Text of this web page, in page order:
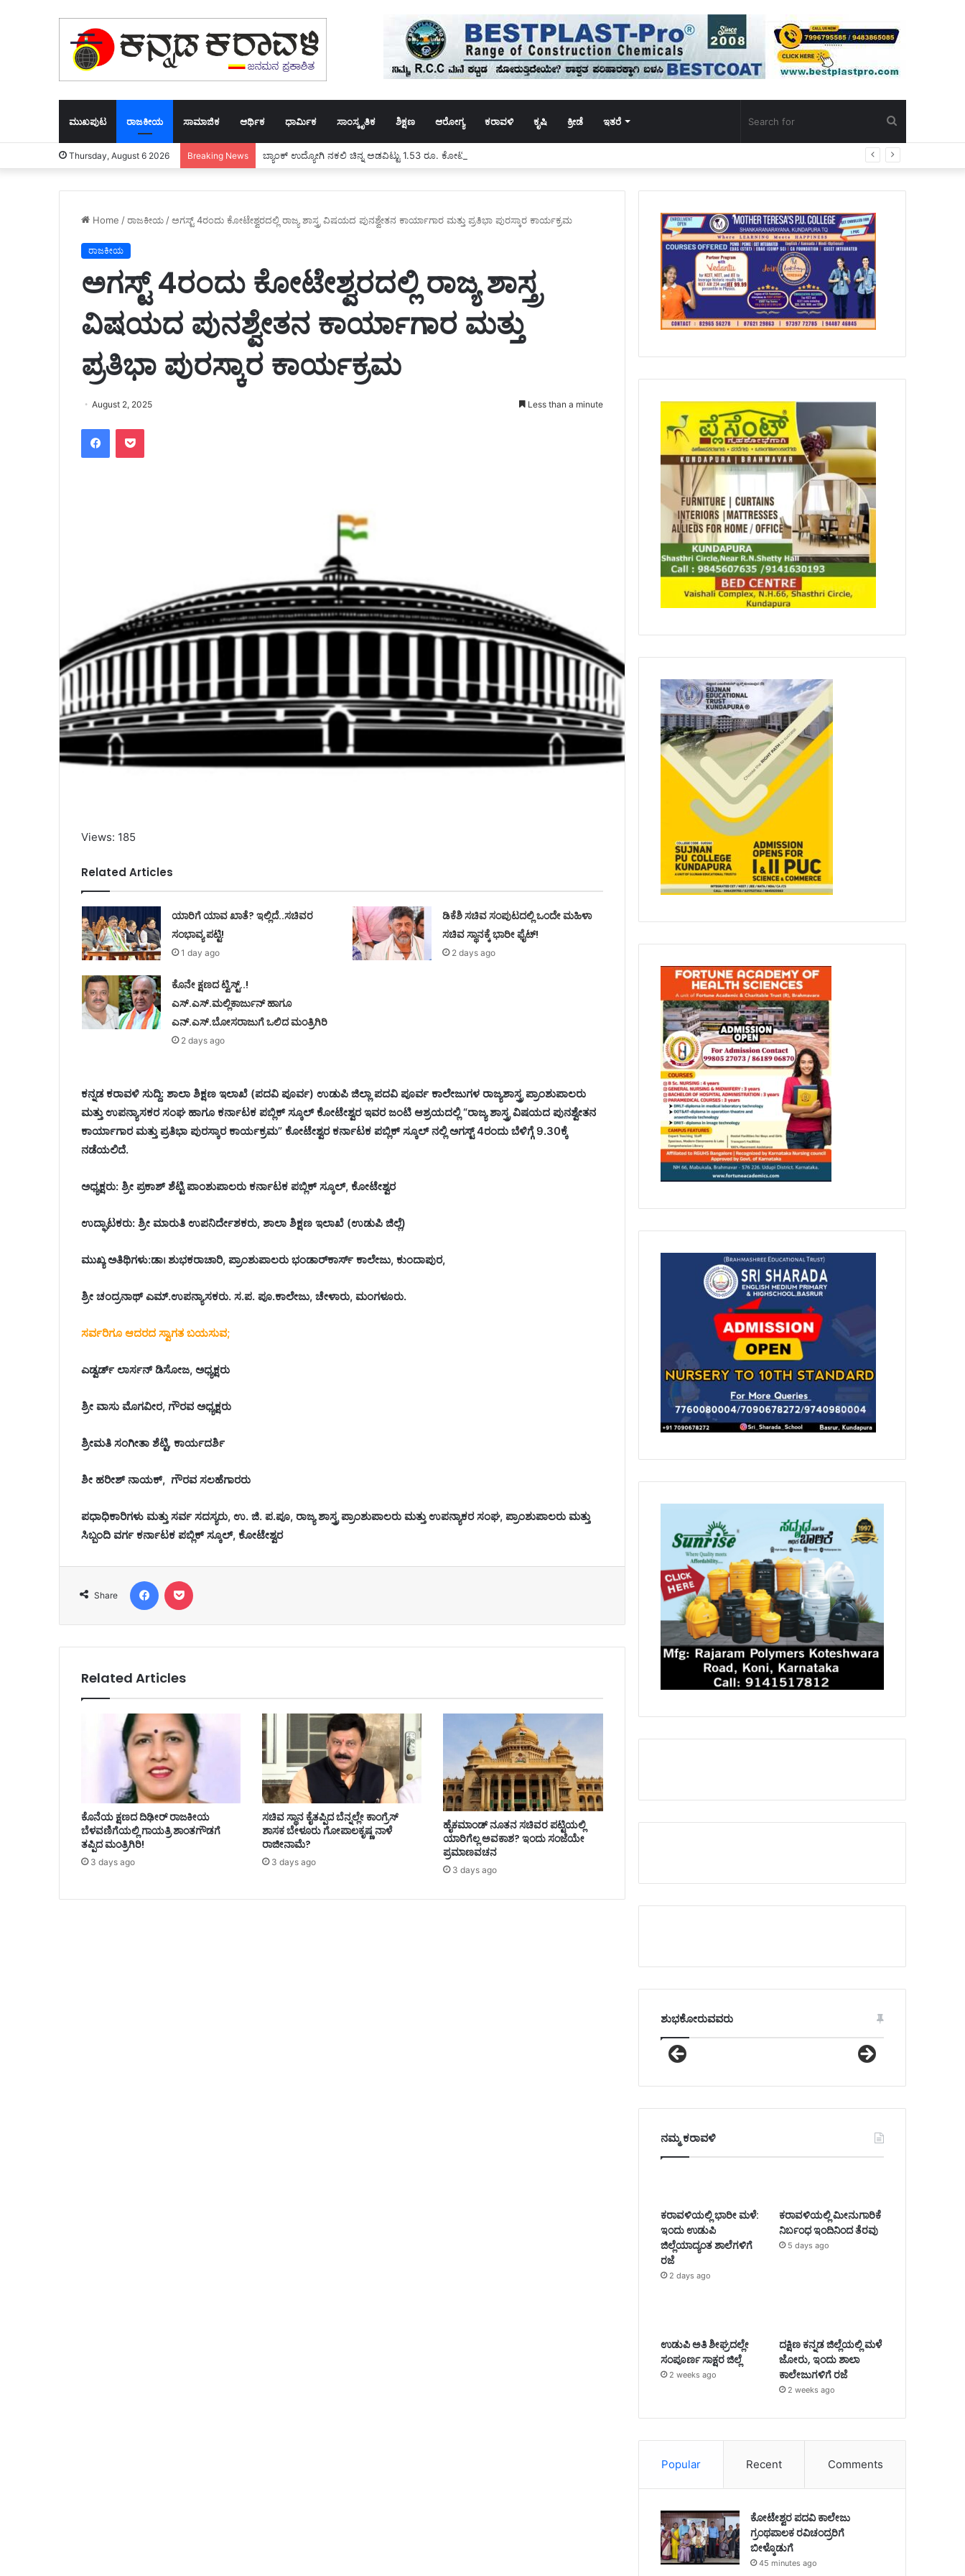
ಮುಖಪುಟ ರಾಜಕೀಯ ಸಾಮಾಜಿಕ ಆರ್ಥಿಕ ಧಾರ್ಮಿಕ ಸಾಂಸ್ಕೃತಿಕ ಶಿಕ್ಷಣ ಆರೋಗ್ಯ ಕರಾವಳಿ ಕೃಷಿ ಕ್ರೀಡೆ ಇತರೆ
for
Thursday, August 6 2026 Breaking News ಬ್ಯಾಂಕ್ ಉದ್ಯೋಗಿ ನಕಲಿ ಚಿನ್ನ ಅಡವಿಟ್ಟು 1.53 ರೂ. ಕೋಟಿ ವಂಚನೆ!
Home / ರಾಜಕೀಯ / ಅಗಸ್ಟ್ 4ರಂದು ಕೋಟೇಶ್ವರದಲ್ಲಿ ರಾಜ್ಯ ಶಾಸ್ತ್ರ ವಿಷಯದ ಪುನಶ್ವೇತನ ಕಾರ್ಯಾಗಾರ ಮತ್ತು ಪ್ರತಿಭಾ ಪುರಸ್ಕಾರ ಕಾರ್ಯಕ್ರಮ
ರಾಜಕೀಯ
ಅಗಸ್ಟ್ 4ರಂದು ಕೋಟೇಶ್ವರದಲ್ಲಿ ರಾಜ್ಯ ಶಾಸ್ತ್ರ
ವಿಷಯದ ಪುನಶ್ವೇತನ ಕಾರ್ಯಾಗಾರ ಮತ್ತು
ಪ್ರತಿಭಾ ಪುರಸ್ಕಾರ ಕಾರ್ಯಕ್ರಮ
August 2, 2025 Less than a minute
FacebookPocket
Views: 185
Related Articles
ಯಾರಿಗೆ ಯಾವ ಖಾತೆ? ಇಲ್ಲಿದೆ..ಸಚಿವರ
ಸಂಭಾವ್ಯ ಪಟ್ಟಿ!
1 day ago
ಡಿಕೆಶಿ ಸಚಿವ ಸಂಪುಟದಲ್ಲಿ ಒಂದೇ ಮಹಿಳಾ
ಸಚಿವ ಸ್ಥಾನಕ್ಕೆ ಭಾರೀ ಫೈಟ್!
2 days ago
ಕೊನೇ ಕ್ಷಣದ ಟ್ವಿಸ್ಟ್..!
ಎಸ್.ಎಸ್.ಮಲ್ಲಿಕಾರ್ಜುನ್ ಹಾಗೂ
ಎನ್.ಎಸ್.ಬೋಸರಾಜುಗೆ ಒಲಿದ ಮಂತ್ರಿಗಿರಿ
2 days ago
ಕನ್ನಡ ಕರಾವಳಿ ಸುದ್ದಿ: ಶಾಲಾ ಶಿಕ್ಷಣ ಇಲಾಖೆ (ಪದವಿ ಪೂರ್ವ) ಉಡುಪಿ ಜಿಲ್ಲಾ ಪದವಿ ಪೂರ್ವ ಕಾಲೇಜುಗಳ ರಾಜ್ಯಶಾಸ್ತ್ರ ಪ್ರಾಂಶುಪಾಲರು
ಮತ್ತು ಉಪನ್ಯಾಸಕರ ಸಂಘ ಹಾಗೂ ಕರ್ನಾಟಕ ಪಬ್ಲಿಕ್ ಸ್ಕೂಲ್ ಕೋಟೇಶ್ವರ ಇವರ ಜಂಟಿ ಆಶ್ರಯದಲ್ಲಿ “ರಾಜ್ಯ ಶಾಸ್ತ್ರ ವಿಷಯದ ಪುನಶ್ವೇತನ
ಕಾರ್ಯಾಗಾರ ಮತ್ತು ಪ್ರತಿಭಾ ಪುರಸ್ಕಾರ ಕಾರ್ಯಕ್ರಮ” ಕೋಟೇಶ್ವರ ಕರ್ನಾಟಕ ಪಬ್ಲಿಕ್ ಸ್ಕೂಲ್ ನಲ್ಲಿ ಅಗಸ್ಟ್ 4ರಂದು ಬೆಳಿಗ್ಗೆ 9.30ಕ್ಕೆ
ನಡೆಯಲಿದೆ.
ಅಧ್ಯಕ್ಷರು: ಶ್ರೀ ಪ್ರಕಾಶ್ ಶೆಟ್ಟಿ ಪಾಂಶುಪಾಲರು ಕರ್ನಾಟಕ ಪಬ್ಲಿಕ್ ಸ್ಕೂಲ್, ಕೋಟೇಶ್ವರ
ಉದ್ಘಾಟಕರು: ಶ್ರೀ ಮಾರುತಿ ಉಪನಿರ್ದೇಶಕರು, ಶಾಲಾ ಶಿಕ್ಷಣ ಇಲಾಖೆ (ಉಡುಪಿ ಜಿಲ್ಲೆ)
ಮುಖ್ಯ ಅತಿಥಿಗಳು:ಡಾ। ಶುಭಕರಾಚಾರಿ, ಪ್ರಾಂಶುಪಾಲರು ಭಂಡಾರ್‌ಕಾರ್ಸ್ ಕಾಲೇಜು, ಕುಂದಾಪುರ,
ಶ್ರೀ ಚಂದ್ರನಾಥ್ ಎಮ್.ಉಪನ್ಯಾಸಕರು. ಸ.ಪ. ಪೂ.ಕಾಲೇಜು, ಚೇಳಾರು, ಮಂಗಳೂರು.
ಸರ್ವರಿಗೂ ಆದರದ ಸ್ವಾಗತ ಬಯಸುವ;
ಎಡ್ವರ್ಡ್ ಲಾರ್ಸನ್ ಡಿಸೋಜ, ಅಧ್ಯಕ್ಷರು
ಶ್ರೀ ವಾಸು ಮೊಗವೀರ, ಗೌರವ ಅಧ್ಯಕ್ಷರು
ಶ್ರೀಮತಿ ಸಂಗೀತಾ ಶೆಟ್ಟಿ, ಕಾರ್ಯದರ್ಶಿ
ಶೀ ಹರೀಶ್ ನಾಯಕ್, ಗೌರವ ಸಲಹೆಗಾರರು
ಪಧಾಧಿಕಾರಿಗಳು ಮತ್ತು ಸರ್ವ ಸದಸ್ಯರು, ಉ. ಜಿ. ಪ.ಪೂ, ರಾಜ್ಯ ಶಾಸ್ತ್ರ ಪ್ರಾಂಶುಪಾಲರು ಮತ್ತು ಉಪನ್ಯಾಕರ ಸಂಘ, ಪ್ರಾಂಶುಪಾಲರು ಮತ್ತು
ಸಿಬ್ಬಂದಿ ವರ್ಗ ಕರ್ನಾಟಕ ಪಬ್ಲಿಕ್ ಸ್ಕೂಲ್, ಕೋಟೇಶ್ವರ
Share
Facebook
Related Articles
ಕೊನೆಯ ಕ್ಷಣದ ದಿಢೀರ್ ರಾಜಕೀಯ
ಬೆಳವಣಿಗೆಯಲ್ಲಿ ಗಾಯತ್ರಿ ಶಾಂತಗೌಡಗೆ
ತಪ್ಪಿದ ಮಂತ್ರಿಗಿರಿ!
3 days ago
ಸಚಿವ ಸ್ಥಾನ ಕೈತಪ್ಪಿದ ಬೆನ್ನಲ್ಲೇ ಕಾಂಗ್ರೆಸ್‌
ಶಾಸಕ ಬೇಳೂರು ಗೋಪಾಲಕೃಷ್ಣ ನಾಳೆ
ರಾಜೀನಾಮೆ?
3 days ago
ಹೈಕಮಾಂಡ್ ನೂತನ ಸಚಿವರ ಪಟ್ಟಿಯಲ್ಲಿ
ಯಾರಿಗೆಲ್ಲ ಅವಕಾಶ? ಇಂದು ಸಂಜೆಯೇ
ಪ್ರಮಾಣವಚನ
3 days ago
ಶುಭಕೋರುವವರು
ನಮ್ಮ ಕರಾವಳಿ
ಕರಾವಳಿಯಲ್ಲಿ ಭಾರೀ ಮಳೆ:
ಇಂದು ಉಡುಪಿ
ಜಿಲ್ಲೆಯಾದ್ಯಂತ ಶಾಲೆಗಳಿಗೆ
ರಜೆ
2 days ago
ಕರಾವಳಿಯಲ್ಲಿ ಮೀನುಗಾರಿಕೆ
ನಿರ್ಬಂಧ ಇಂದಿನಿಂದ ತೆರವು
5 days ago
ಉಡುಪಿ ಅತಿ ಶೀಘ್ರದಲ್ಲೇ
ಸಂಪೂರ್ಣ ಸಾಕ್ಷರ ಜಿಲ್ಲೆ
2 weeks ago
ದಕ್ಷಿಣ ಕನ್ನಡ ಜಿಲ್ಲೆಯಲ್ಲಿ ಮಳೆ
ಜೋರು, ಇಂದು ಶಾಲಾ
ಕಾಲೇಜುಗಳಿಗೆ ರಜೆ
2 weeks ago
Popular Recent Comments
ಕೋಟೇಶ್ವರ ಪದವಿ ಕಾಲೇಜು
ಗ್ರಂಥಪಾಲಕ ರವಿಚಂದ್ರರಿಗೆ
ಬೀಳ್ಕೊಡುಗೆ
45 minutes ago